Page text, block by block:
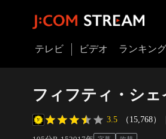
テレビ ビデオ ランキング
フィフティ・シ
3.5 （15,768）